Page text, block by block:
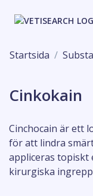
Startsida
Cinkokain
Cinchocain är ett
för att lindra
appliceras topiskt
kirurgiska